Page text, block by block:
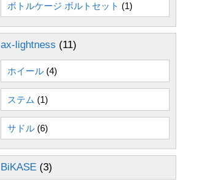
ボトルケージ ボルトセット (1)
ax-lightness (11)
ホイール (4)
ステム (1)
サドル (6)
BiKASE (3)